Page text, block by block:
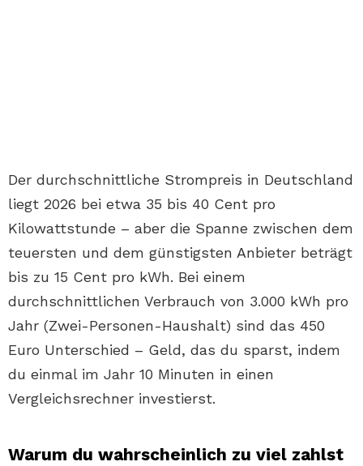
Der durchschnittliche Strompreis in Deutschland
liegt 2026 bei etwa 35 bis 40 Cent pro
Kilowattstunde – aber die Spanne zwischen dem
teuersten und dem günstigsten Anbieter beträgt
bis zu 15 Cent pro kWh. Bei einem
durchschnittlichen Verbrauch von 3.000 kWh pro
Jahr (Zwei-Personen-Haushalt) sind das 450
Euro Unterschied – Geld, das du sparst, indem
du einmal im Jahr 10 Minuten in einen
Vergleichsrechner investierst.
Warum du wahrscheinlich zu viel zahlst